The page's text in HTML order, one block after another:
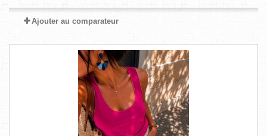
Ajouter au comparateur